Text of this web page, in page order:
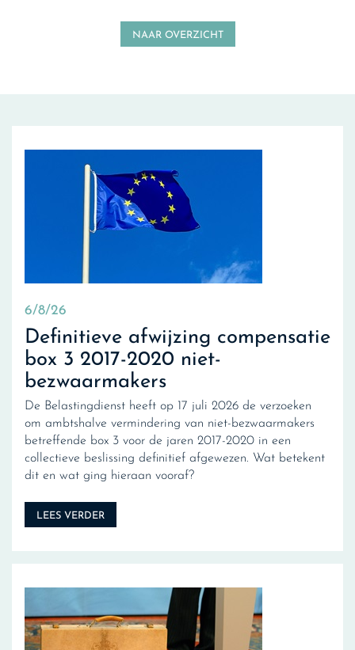
NAAR OVERZICHT
6/8/26
Definitieve afwijzing compensatie
box 3 2017-2020 niet-
bezwaarmakers
De Belastingdienst heeft op 17 juli 2026 de verzoeken
om ambtshalve vermindering van niet-bezwaarmakers
betreffende box 3 voor de jaren 2017-2020 in een
collectieve beslissing definitief afgewezen. Wat betekent
dit en wat ging hieraan vooraf?
LEES VERDER